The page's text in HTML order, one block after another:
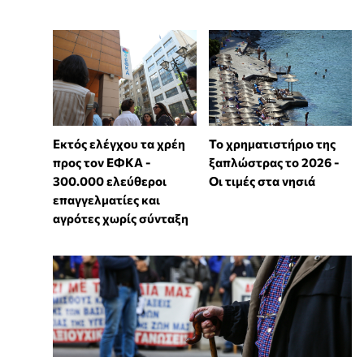
Εκτός ελέγχου τα χρέη
προς τον ΕΦΚΑ -
300.000 ελεύθεροι
επαγγελματίες και
αγρότες χωρίς σύνταξη
Το χρηματιστήριο της
ξαπλώστρας το 2026 -
Οι τιμές στα νησιά